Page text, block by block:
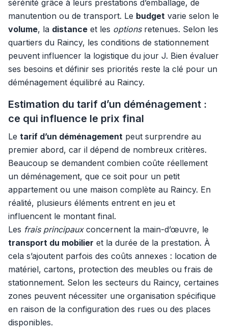
sérénité grâce à leurs prestations d’emballage, de
manutention ou de transport. Le budget varie selon le
volume, la distance et les optionsretenues. Selon les
quartiers du Raincy, les conditions de stationnement
peuvent influencer la logistique du jour J. Bien évaluer
ses besoins et définir ses priorités reste la clé pour un
déménagement équilibré au Raincy.
Estimation du tarif d’un déménagement :
ce qui influence le prix final
Le tarif d’un déménagement peut surprendre au
premier abord, car il dépend de nombreux critères.
Beaucoup se demandent combien coûte réellement
un déménagement, que ce soit pour un petit
appartement ou une maison complète au Raincy. En
réalité, plusieurs éléments entrent en jeu et
influencent le montant final.
Les frais principauxconcernent la main-d’œuvre, le
transport du mobilier et la durée de la prestation. À
cela s’ajoutent parfois des coûts annexes : location de
matériel, cartons, protection des meubles ou frais de
stationnement. Selon les secteurs du Raincy, certaines
zones peuvent nécessiter une organisation spécifique
en raison de la configuration des rues ou des places
disponibles.